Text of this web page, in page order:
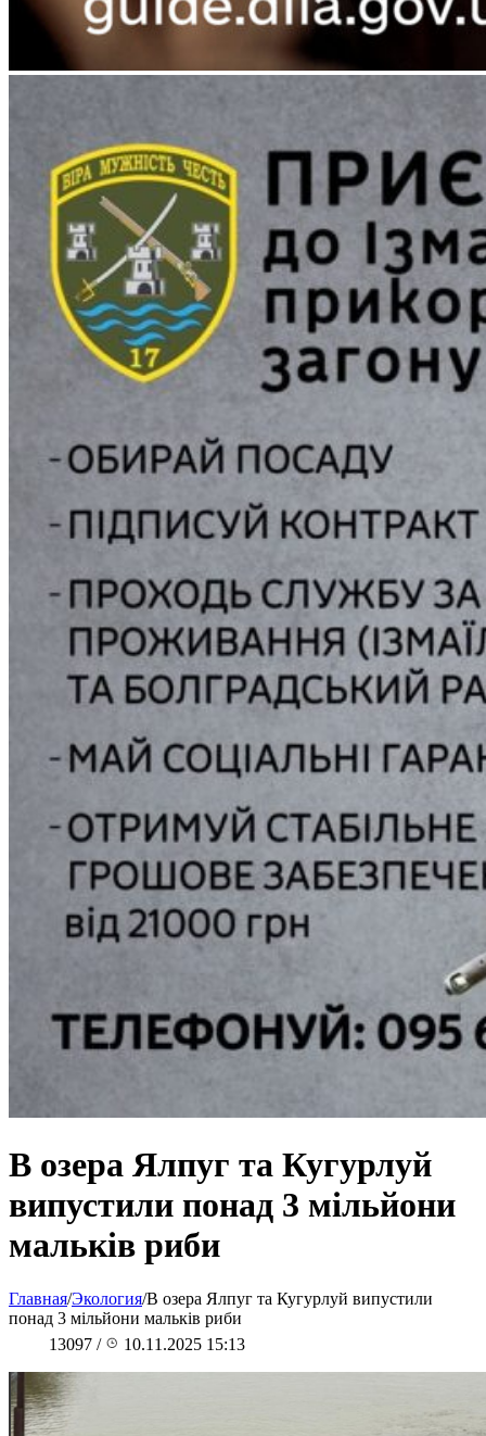
В озера Ялпуг та Кугурлуй
випустили понад 3 мільйони
мальків риби
Главная/Экология/В озера Ялпуг та Кугурлуй випустили
понад 3 мільйони мальків риби
13097 / 10.11.2025 15:13